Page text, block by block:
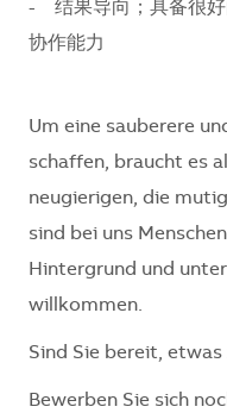
- 结果导向；具备很好
协作能力
Um eine sauberere
schaffen, braucht es
neugierigen, die
sind bei uns
Hintergrund und
willkommen.
Sind Sie bereit, etwas
Bewerben Sie sich